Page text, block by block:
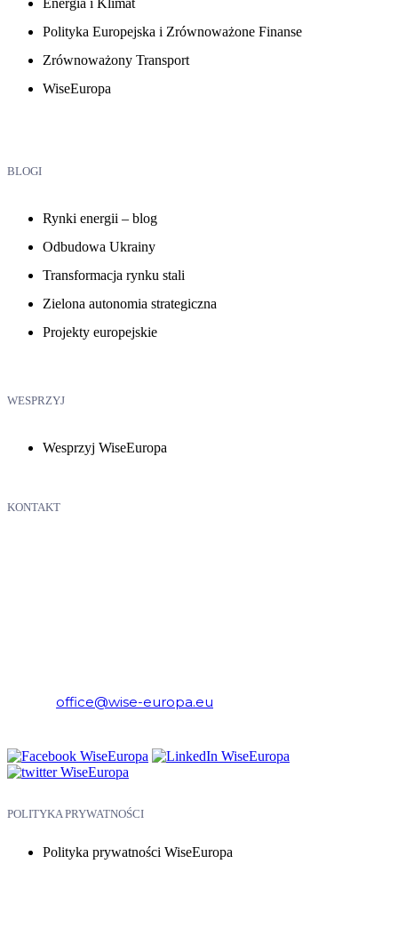
Polityka Europejska i Zrównoważone Finanse
Zrównoważony Transport
WiseEuropa
BLOGI
Rynki energii – blog
Odbudowa Ukrainy
Transformacja rynku stali
Zielona autonomia strategiczna
Projekty europejskie
WESPRZYJ
Wesprzyj WiseEuropa
KONTAKT
office@wise-europa.eu
POLITYKA PRYWATNOŚCI
Polityka prywatności WiseEuropa